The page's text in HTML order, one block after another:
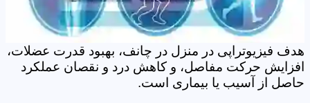
هدف فیزیوتراپی در منزل در چانف، بهبود قدرت عضلات،
افزایش حرکت مفاصل، و کاهش درد و نقصان عملکرد
حاصل از آسیب یا بیماری است.